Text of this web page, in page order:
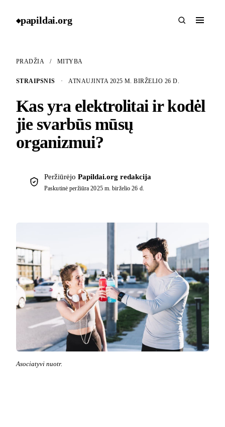
◆papildai.org
PRADŽIA / MITYBA
STRAIPSNIS · ATNAUJINTA 2025 M. BIRŽELIO 26 D.
Kas yra elektrolitai ir kodėl
jie svarbūs mūsų
organizmui?
Peržiūrėjo Papildai.org redakcija
Paskutinė peržiūra2025 m. birželio 26 d.
Asociatyvi nuotr.